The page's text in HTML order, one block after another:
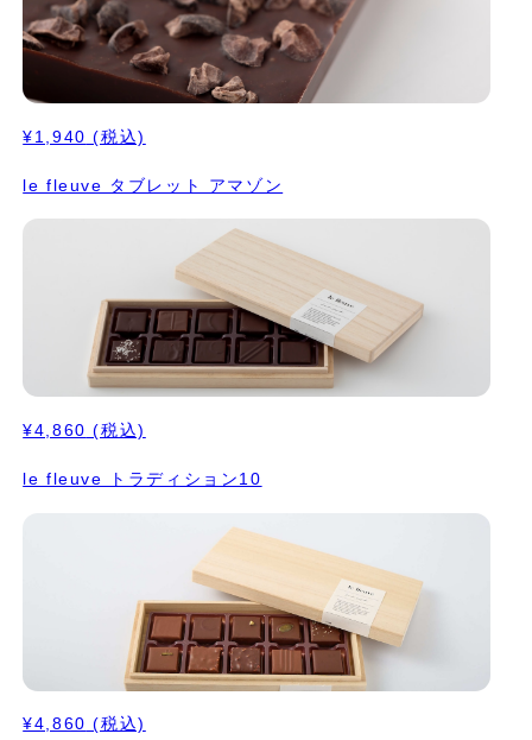
¥1,940 (税込)
le fleuve タブレット アマゾン
¥4,860 (税込)
le fleuve トラディション10
¥4,860 (税込)